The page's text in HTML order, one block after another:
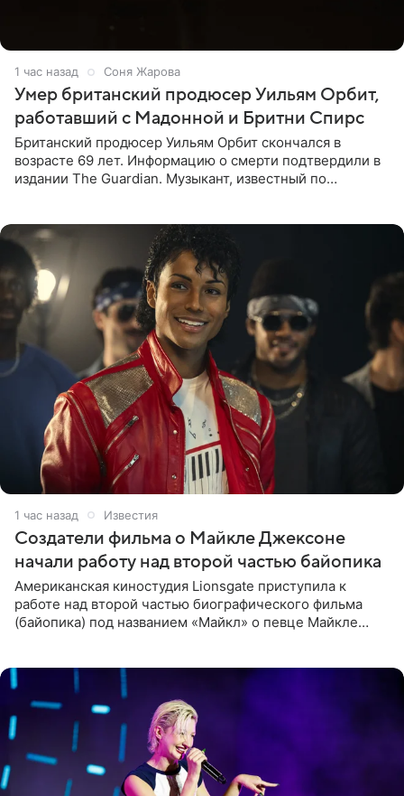
1 час назад Соня Жарова
Умер британский продюсер Уильям Орбит,
работавший с Мадонной и Бритни Спирс
Британский продюсер Уильям Орбит скончался в
возрасте 69 лет. Информацию о смерти подтвердили в
издании The Guardian. Музыкант, известный по
1 час назад Известия
Создатели фильма о Майкле Джексоне
начали работу над второй частью байопика
Американская киностудия Lionsgate приступила к
работе над второй частью биографического фильма
(байопика) под названием «Майкл» о певце Майкле